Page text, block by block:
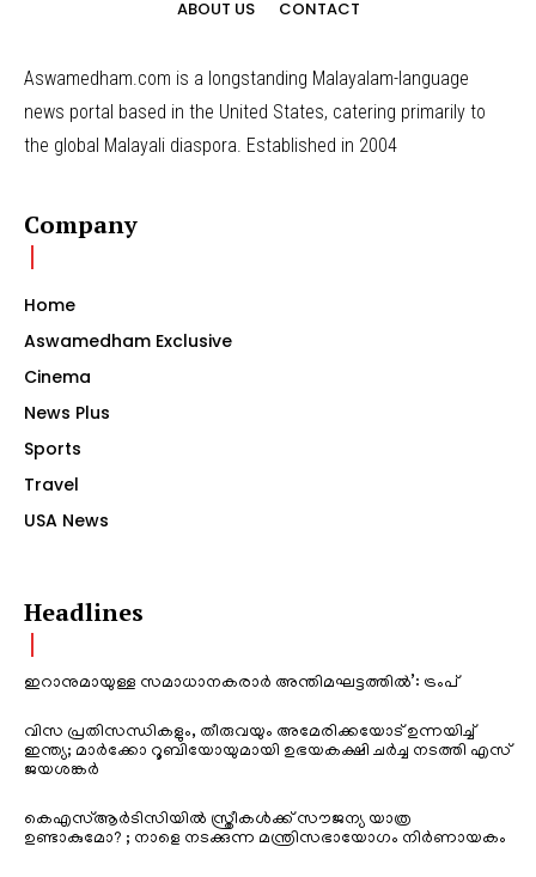
ABOUT US CONTACT
Aswamedham.com is a longstanding Malayalam-language
news portal based in the United States, catering primarily to
the global Malayali diaspora. Established in 2004
Company
Home
Aswamedham Exclusive
Cinema
News Plus
Sports
Travel
USA News
Headlines
ഇറാനുമായുള്ള സമാധാനകരാർ അന്തിമഘട്ടത്തിൽ‌’: ട്രംപ്
വിസ പ്രതിസന്ധികളും, തീരുവയും അമേരിക്കയോട് ഉന്നയിച്ച്
ഇന്ത്യ; മാർക്കോ റൂബിയോയുമായി ഉഭയകക്ഷി ചർച്ച നടത്തി എസ്
ജയശങ്കർ
കെഎസ്ആർടിസിയിൽ സ്ത്രീകൾക്ക് സൗജന്യ യാത്ര
ഉണ്ടാകുമോ? ; നാളെ നടക്കുന്ന മന്ത്രിസഭായോഗം നിർണായകം